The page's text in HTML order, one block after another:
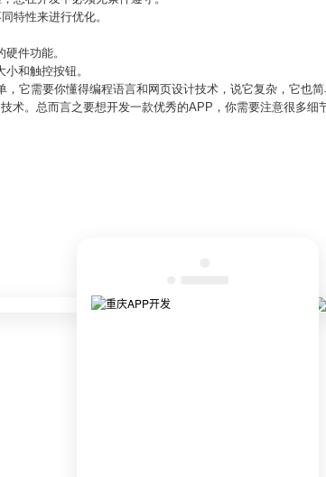
特性来进行优化。
件功能。
和触控按钮。
，它需要你懂得编程语言和网页设计技术，说它复杂，它也
术。总而言之要想开发一款优秀的APP，你需要注意很多细